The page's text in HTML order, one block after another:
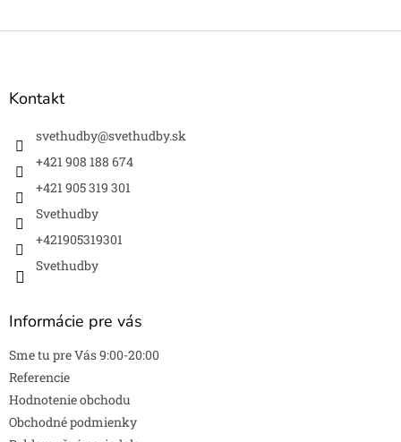
Z
Kontakt
svethudby@svethudby.sk
+421 908 188 674
+421 905 319 301
Svethudby
+421905319301
Svethudby
Informácie pre vás
Sme tu pre Vás 9:00-20:00
Referencie
Hodnotenie obchodu
Obchodné podmienky